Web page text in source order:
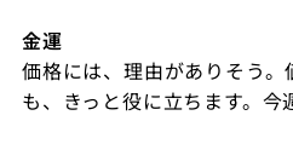
金運
価格には、理由がありそう
も、きっと役に立ちます。今